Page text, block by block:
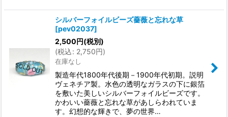
シルバーフォイルビーズ薔薇と忘れな草
[pev02037]
2,500円(税別)
(税込: 2,750円)
在庫なし
製造年代1800年代後期－1900年代初期。説明
ヴェネチア製。水色の透明なガラスの下に銀箔
を敷いた美しいシルバーフォイルビーズです。
かわいい薔薇と忘れな草があしらわれていま
す。幻想的な輝きで、夢の世界…